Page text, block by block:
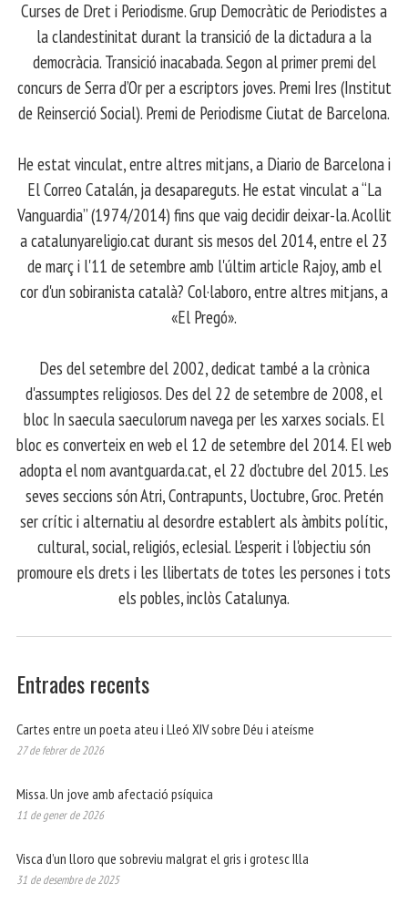
Curses de Dret i Periodisme. Grup Democràtic de Periodistes a
la clandestinitat durant la transició de la dictadura a la
democràcia. Transició inacabada. Segon al primer premi del
concurs de Serra d’Or per a escriptors joves. Premi Ires (Institut
de Reinserció Social). Premi de Periodisme Ciutat de Barcelona.
​ He estat vinculat, entre altres mitjans, a Diario de Barcelona i
El Correo Catalán, ja desapareguts. He estat vinculat a “La
Vanguardia” (1974/2014) fins que vaig decidir deixar-la. Acollit
a catalunyareligio.cat durant sis mesos del 2014, entre el 23
de març i l'11 de setembre amb l'últim article Rajoy, amb el
cor d'un sobiranista català? Col·laboro, entre altres mitjans, a
«El Pregó».
​ Des del setembre del 2002, dedicat també a la crònica
d'assumptes religiosos. Des del 22 de setembre de 2008, el
bloc In saecula saeculorum navega per les xarxes socials. El
bloc es converteix en web el 12 de setembre del 2014. El web
adopta el nom avantguarda.cat, el 22 d'octubre del 2015. Les
seves seccions són Atri, Contrapunts, Uoctubre, Groc. Pretén
ser crític i alternatiu al desordre establert als àmbits polític,
cultural, social, religiós, eclesial. L'esperit i l'objectiu són
promoure els drets i les llibertats de totes les persones i tots
els pobles, inclòs Catalunya.
Entrades recents
Cartes entre un poeta ateu i Lleó XIV sobre Déu i ateísme
27 de febrer de 2026
Missa. Un jove amb afectació psíquica
11 de gener de 2026
Visca d’un lloro que sobreviu malgrat el gris i grotesc Illa
31 de desembre de 2025